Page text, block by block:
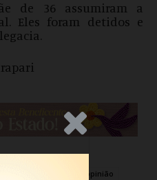
de 36 assumiram a
Eles foram detidos e
opinião